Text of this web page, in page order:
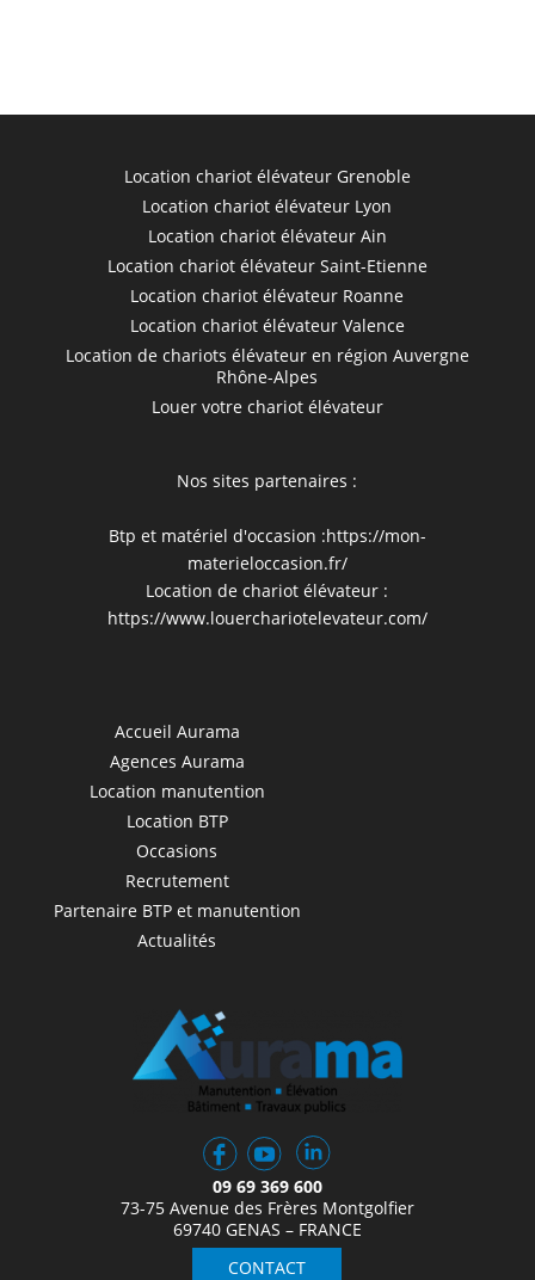
Location chariot élévateur Grenoble
Location chariot élévateur Lyon
Location chariot élévateur Ain
Location chariot élévateur Saint-Etienne
Location chariot élévateur Roanne
Location chariot élévateur Valence
Location de chariots élévateur en région Auvergne
Rhône-Alpes
Louer votre chariot élévateur
Nos sites partenaires :
Btp et matériel d'occasion :https://mon-
materieloccasion.fr/
Location de chariot élévateur :
https://www.louerchariotelevateur.com/
Accueil Aurama
Agences Aurama
Location manutention
Location BTP
Occasions
Recrutement
Partenaire BTP et manutention
Actualités
09 69 369 600
73-75 Avenue des Frères Montgolfier
69740 GENAS – FRANCE
CONTACT